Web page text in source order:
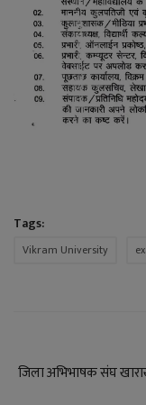
Tags:
Vikram University
जिला अभिभाषक संघ